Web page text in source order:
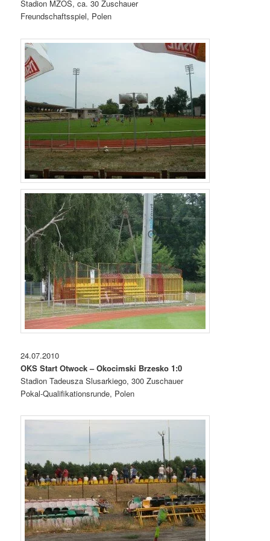
Stadion MZOS, ca. 30 Zuschauer
Freundschaftsspiel, Polen
24.07.2010
OKS Start Otwock – Okocimski Brzesko 1:0
Stadion Tadeusza Slusarkiego, 300 Zuschauer
Pokal-Qualifikationsrunde, Polen